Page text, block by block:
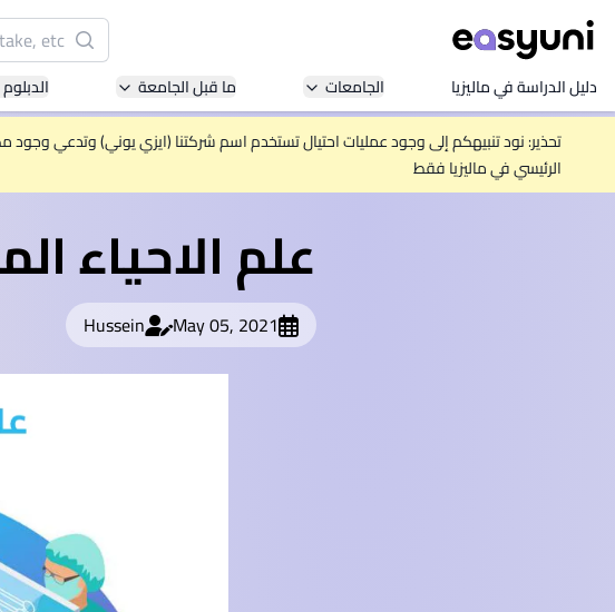
البحث
دليل الدراسة في ماليزيا الجامعات ما قبل الجامعة الدبلوم
تحذير: نود تنبيهكم إلى وجود عمليات احتيال تستخدم اسم شركتنا (ايزي يوني) وتدعي وجود
الرئيسي في ماليزيا فقط
علم الاحياء
May 05, 2021
Hussein